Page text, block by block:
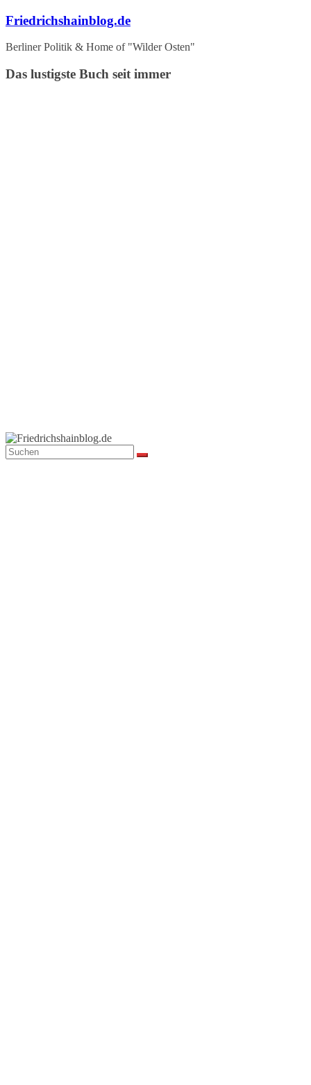
Zum
springen
Friedrichshainblog.de
Berliner Politik & Home of "Wilder Osten"
Das lustigste Buch seit immer